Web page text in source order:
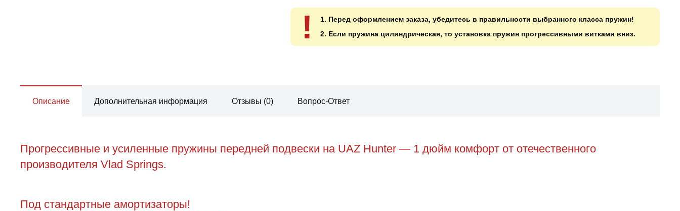
!
1. Перед оформлением заказа, убедитесь в правильности выбранного класса пружин!
2. Если пружина цилиндрическая, то установка пружин прогрессивными витками вниз.
Описание Дополнительная информация Отзывы (0) Вопрос-Ответ
Прогрессивные и усиленные пружины передней подвески на UAZ Hunter — 1 дюйм комфорт от отечественного
производителя Vlad Springs.
Под стандартные амортизаторы!